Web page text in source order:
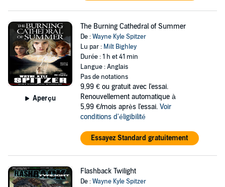
Aperçu
The Burning Cathedral of Summer
De :Wayne Kyle Spitzer
Lu par : Milt Bighley
Durée : 1 h et 41 min
Langue : Anglais
Pas de notations
9,99 € ou gratuit avec l'essai.
Renouvellement automatique à
5,99 €/mois après l'essai. Voir
conditions d'éligibilité
Essayez Standard gratuitement
Flashback Twilight
De :Wayne Kyle Spitzer